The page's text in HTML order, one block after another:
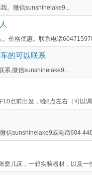
。微信sunshinelake9...
价格优惠。联系电话
的可以联系
系,微信sunshinelake9...
点前出发，晚8点左右（可以调
信sunshinelake9或电话604 446
儿床，一箱实验器材，以及一